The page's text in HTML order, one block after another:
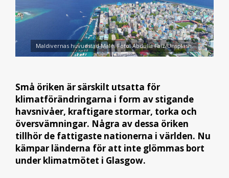
Maldivernas huvudstad Malé. Foto: Abdulla Faiz/Unsplash.
Små öriken är särskilt utsatta för
klimatförändringarna i form av stigande
havsnivåer, kraftigare stormar, torka och
översvämningar. Några av dessa öriken
tillhör de fattigaste nationerna i världen. Nu
kämpar länderna för att inte glömmas bort
under klimatmötet i Glasgow.